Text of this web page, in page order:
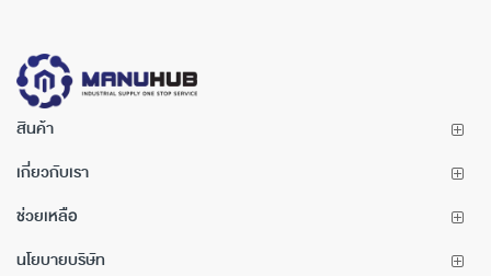
สินค้า
เกี่ยวกับเรา
ช่วยเหลือ
นโยบายบริษัท